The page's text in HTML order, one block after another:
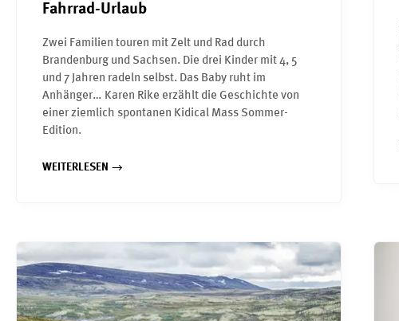
Fahrrad-Urlaub
Zwei Familien touren mit Zelt und Rad durch
Brandenburg und Sachsen. Die drei Kinder mit 4, 5
und 7 Jahren radeln selbst. Das Baby ruht im
Anhänger… Karen Rike erzählt die Geschichte von
einer ziemlich spontanen Kidical Mass Sommer-
Edition.
WEITERLESEN